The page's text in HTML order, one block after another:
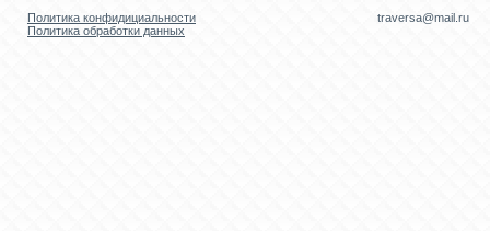
Политика конфидициальности
Политика обработки данных
traversa@mail.ru